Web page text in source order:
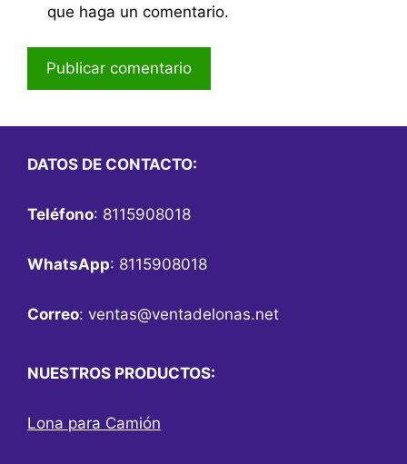
que haga un comentario.
DATOS DE CONTACTO:
Teléfono: 8115908018
WhatsApp: 8115908018
Correo: ventas@ventadelonas.net
NUESTROS PRODUCTOS:
Lona para Camión